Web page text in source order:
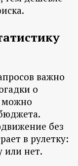
важно
о
можно
без
в рулетку:
или нет.